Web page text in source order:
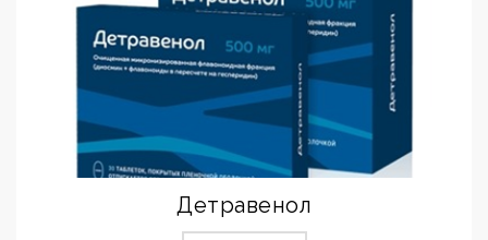
Детравенол